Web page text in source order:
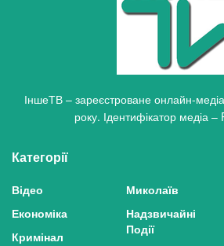
ІншеТВ – зареєстроване онлайн-
року. Ідентифікатор медіа
Категорії
Відео
Економіка
Кримінал
Миколаїв
Надзвичайні
Події